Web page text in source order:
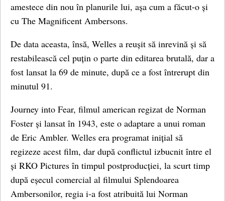
amestece din nou în planurile lui, așa cum a făcut-o și
cu The Magnificent Ambersons.
De data aceasta, însă, Welles a reușit să inrevină și să
restabilească cel puțin o parte din editarea brutală, dar a
fost lansat la 69 de minute, după ce a fost întrerupt din
minutul 91.
Journey into Fear, filmul american regizat de Norman
Foster și lansat în 1943, este o adaptare a unui roman
de Eric Ambler. Welles era programat inițial să
regizeze acest film, dar după conflictul izbucnit între el
și RKO Pictures în timpul postproducției, la scurt timp
după eșecul comercial al filmului Splendoarea
Ambersonilor, regia i-a fost atribuită lui Norman